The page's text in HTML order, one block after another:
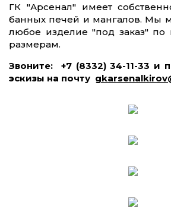
ГК "Арсенал" имеет
банных печей и мангалов. Мы
любое изделие "под заказ" по
размерам.
Звоните: +7 (8332) 34-11-33 и
эскизы на почту